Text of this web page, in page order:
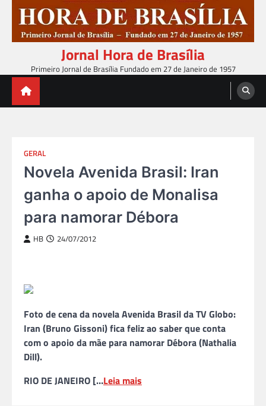
content
Jornal Hora de Brasília
Primeiro Jornal de Brasília Fundado em 27 de Janeiro de 1957
GERAL
Novela Avenida Brasil: Iran
ganha o apoio de Monalisa
para namorar Débora
HB 24/07/2012
Foto de cena da novela Avenida Brasil da TV Globo:
Iran (Bruno Gissoni) fica feliz ao saber que conta
com o apoio da mãe para namorar Débora (Nathalia
Dill).
RIO DE JANEIRO […Leia mais